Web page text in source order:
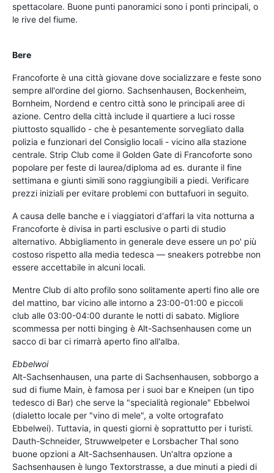
spettacolare. Buone punti panoramici sono i ponti principali, o
le rive del fiume.
Bere
Francoforte è una città giovane dove socializzare e feste sono
sempre all'ordine del giorno. Sachsenhausen, Bockenheim,
Bornheim, Nordend e centro città sono le principali aree di
azione. Centro della città include il quartiere a luci rosse
piuttosto squallido - che è pesantemente sorvegliato dalla
polizia e funzionari del Consiglio locali - vicino alla stazione
centrale. Strip Club come il Golden Gate di Francoforte sono
popolare per feste di laurea/diploma ad es. durante il fine
settimana e giunti simili sono raggiungibili a piedi. Verificare
prezzi iniziali per evitare problemi con buttafuori in seguito.
A causa delle banche e i viaggiatori d'affari la vita notturna a
Francoforte è divisa in parti esclusive o parti di studio
alternativo. Abbigliamento in generale deve essere un po' più
costoso rispetto alla media tedesca — sneakers potrebbe non
essere accettabile in alcuni locali.
Mentre Club di alto profilo sono solitamente aperti fino alle ore
del mattino, bar vicino alle intorno a 23:00-01:00 e piccoli
club alle 03:00-04:00 durante le notti di sabato. Migliore
scommessa per notti binging è Alt-Sachsenhausen come un
sacco di bar ci rimarrà aperto fino all'alba.
Ebbelwoi
Alt-Sachsenhausen, una parte di Sachsenhausen, sobborgo a
sud di fiume Main, è famosa per i suoi bar e Kneipen (un tipo
tedesco di Bar) che serve la "specialità regionale" Ebbelwoi
(dialetto locale per "vino di mele", a volte ortografato
Ebbelwei). Tuttavia, in questi giorni è soprattutto per i turisti.
Dauth-Schneider, Struwwelpeter e Lorsbacher Thal sono
buone opzioni a Alt-Sachsenhausen. Un'altra opzione a
Sachsenhausen è lungo Textorstrasse, a due minuti a piedi di